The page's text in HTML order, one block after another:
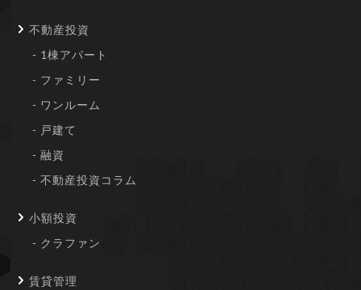
不動産投資
1棟アパート
ファミリー
ワンルーム
戸建て
融資
不動産投資コラム
小額投資
クラファン
賃貸管理